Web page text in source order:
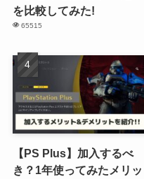
を比較してみた!
65515
【PS Plus】加入するべ
き？1年使ってみたメリッ